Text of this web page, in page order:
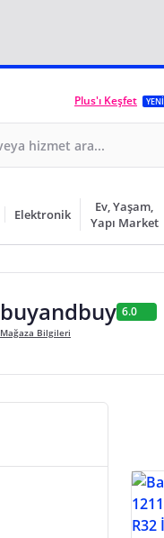
Plus'ı Keşfet YENİ
Elektronik
Ev, Yaşam,
Yapı Market
buyandbuy 6.0
Mağaza Bilgileri